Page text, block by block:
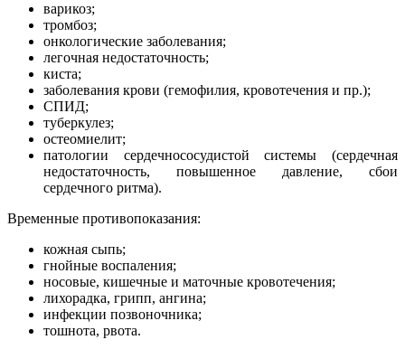
варикоз;
тромбоз;
онкологические заболевания;
легочная недостаточность;
киста;
заболевания крови (гемофилия, кровотечения и пр.);
СПИД;
туберкулез;
остеомиелит;
патологии сердечнососудистой системы (сердечная
недостаточность, повышенное давление, сбои
сердечного ритма).
Временные противопоказания:
кожная сыпь;
гнойные воспаления;
носовые, кишечные и маточные кровотечения;
лихорадка, грипп, ангина;
инфекции позвоночника;
тошнота, рвота.